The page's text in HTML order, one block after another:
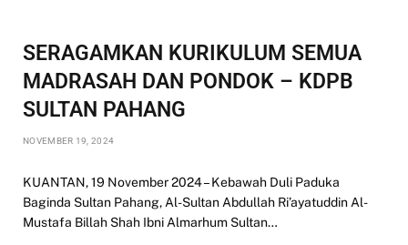
SERAGAMKAN KURIKULUM SEMUA
MADRASAH DAN PONDOK – KDPB
SULTAN PAHANG
NOVEMBER 19, 2024
KUANTAN, 19 November 2024 – Kebawah Duli Paduka
Baginda Sultan Pahang, Al-Sultan Abdullah Ri’ayatuddin Al-
Mustafa Billah Shah Ibni Almarhum Sultan…